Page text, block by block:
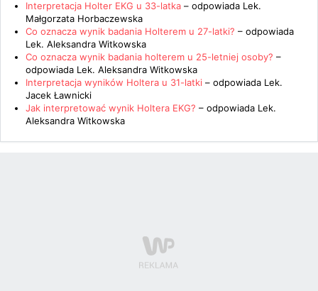
Interpretacja Holter EKG u 33-latka – odpowiada Lek.
Małgorzata Horbaczewska
Co oznacza wynik badania Holterem u 27-latki? – odpowiada
Lek. Aleksandra Witkowska
Co oznacza wynik badania holterem u 25-letniej osoby? –
odpowiada Lek. Aleksandra Witkowska
Interpretacja wyników Holtera u 31-latki – odpowiada Lek.
Jacek Ławnicki
Jak interpretować wynik Holtera EKG? – odpowiada Lek.
Aleksandra Witkowska